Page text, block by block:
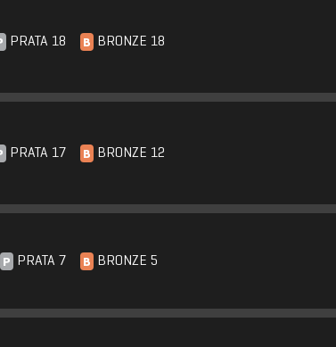
PRATA 18 B BRONZE 18
PRATA 17 B BRONZE 12
P PRATA 7 B BRONZE 5